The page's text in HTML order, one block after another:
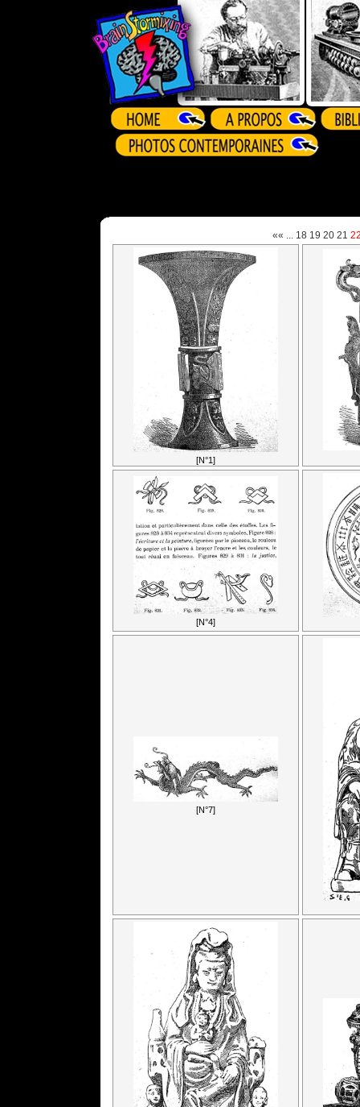
«« ... 18 19 20 21
[N°1]
[N°4]
[N°7]